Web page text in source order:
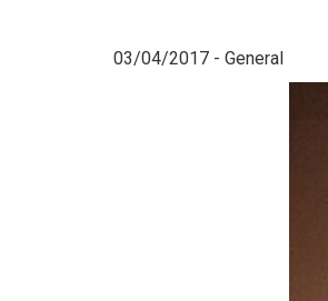
03/04/2017 - General